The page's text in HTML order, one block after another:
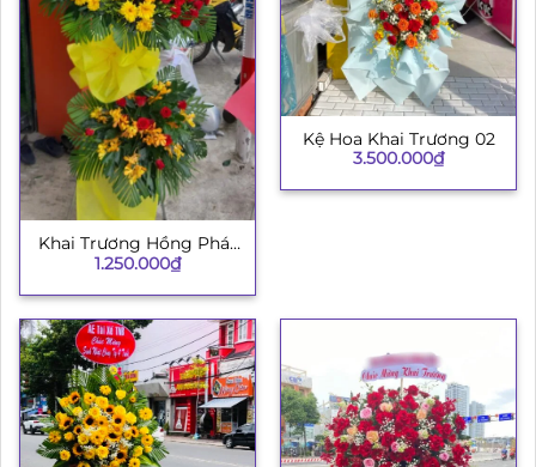
Khai Trương Hồng Phát
H008
1.250.000₫
Kệ Hoa Khai Trương 02
3.500.000₫